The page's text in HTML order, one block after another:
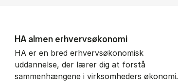
HA al­men erhvervs­økonomi
HA er en bred erhvervsøkonomisk
uddannelse, der lærer dig at forstå
sammenhængene i virksomheders økonomi.